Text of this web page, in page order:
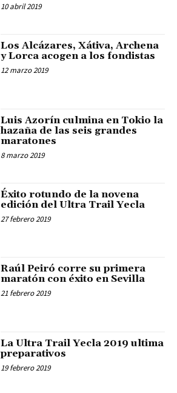
10 abril 2019
Los Alcázares, Xátiva, Archena
y Lorca acogen a los fondistas
12 marzo 2019
Luis Azorín culmina en Tokio la
hazaña de las seis grandes
maratones
8 marzo 2019
Éxito rotundo de la novena
edición del Ultra Trail Yecla
27 febrero 2019
Raúl Peiró corre su primera
maratón con éxito en Sevilla
21 febrero 2019
La Ultra Trail Yecla 2019 ultima
preparativos
19 febrero 2019